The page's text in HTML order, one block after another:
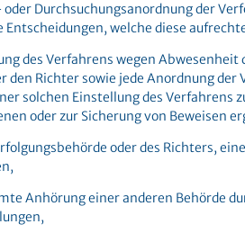
Durchsuchungsanordnung der
welche diese
des Verfahrens wegen
den Richter sowie jede Anordnung der
solchen Einstellung des Verfahrens
oder zur Sicherung von Beweisen
oder des Richters,
Anhörung einer anderen Behörde